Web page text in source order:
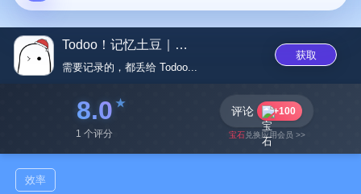
Todoo！记忆土豆｜一键识别...
需要记录的，都丢给 Todoo...
获取
8.0
1 个评分
评论 +100
宝石兑换应用会员 >>
效率